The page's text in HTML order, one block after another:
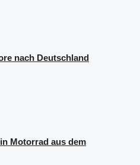
nach Deutschland
Motorrad aus dem